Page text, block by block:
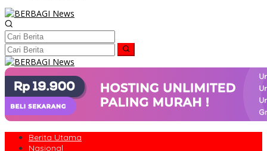
Berita Utama
Nasional